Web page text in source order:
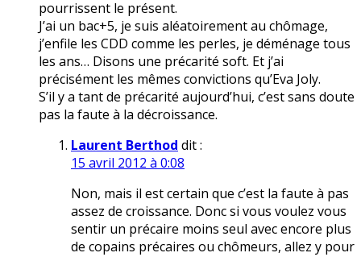
pourrissent le présent.
J’ai un bac+5, je suis aléatoirement au chômage,
j’enfile les CDD comme les perles, je déménage tous
les ans… Disons une précarité soft. Et j’ai
précisément les mêmes convictions qu’Eva Joly.
S’il y a tant de précarité aujourd’hui, c’est sans doute
pas la faute à la décroissance.
Laurent Berthod dit :
15 avril 2012 à 0:08
Non, mais il est certain que c’est la faute à pas
assez de croissance. Donc si vous voulez vous
sentir un précaire moins seul avec encore plus
de copains précaires ou chômeurs, allez y pour